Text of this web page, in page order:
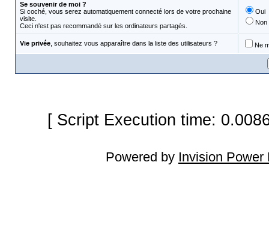
Se souvenir de moi ?
Si coché, vous serez automatiquement connecté lors de votre prochaine
visite.
Ceci n'est pas recommandé sur les ordinateurs partagés.
Oui
Non
Vie privée, souhaitez vous apparaître dans la liste des utilisateurs ? Ne
[ Script Execution time:
Powered by Invision Power